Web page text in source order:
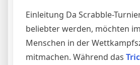
Einleitung Da Scrabble-
beliebter werden, möchten
Menschen in der
mitmachen. Während das